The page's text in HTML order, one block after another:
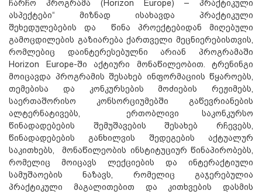
ჩარჩო პროგრამა (Horizon Europe) – პრაქტიკული
ასპექტები“ მიზნად ისახავდა პრაქტიკული
შეხედულებების და წინა პროექტებიდან მიღებული
გამოცდილების გაზიარება ქართველი მეცნიერებისთვის,
რომლებიც დაინტერესებულნი არიან პროგრამაში
Horizon Europe-ში აქტიური მონაწილეობით. ტრენინგი
მოიცავდა პროგრამის შესახებ ინფორმაციის წყაროებს,
თემებისა და კონკურსების მოძიების რეჟიმებს,
საერთაშორისო კონსორციუმებში გაწევრიანების
ალტერნატივებს, ერთობლივი საკონკურსო
წინადადებების შემუშავების შესახებ რჩევებს,
წინადადებების განხილვის შედეგების აქტუალურ
საკითხებს, მონაწილეობის ინსტიტუციურ წინაპირობებს,
რომელიც მოიცავს ლექციების და ინტერაქტიული
სამუშაოების ნაზავს, რომელიც გაჯერებულია
პრაქტიკული მაგალითებით და კითხვების დასმის